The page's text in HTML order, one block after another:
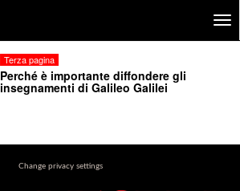
Terza pagina
Perché è importante diffondere gli
insegnamenti di Galileo Galilei
Change privacy settings